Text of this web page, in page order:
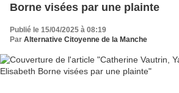
Borne visées par une plainte
Publié le 15/04/2025 à 08:19
Par Alternative Citoyenne de la Manche